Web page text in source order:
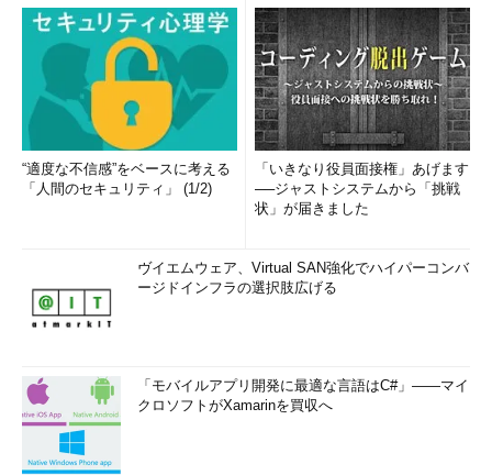
“適度な不信感”をベースに考える
「人間のセキュリティ」 (1/2)
「いきなり役員面接権」あげます
──ジャストシステムから「挑戦
状」が届きました
ヴイエムウェア、Virtual SAN強化でハイパーコンバ
ージドインフラの選択肢広げる
「モバイルアプリ開発に最適な言語はC#」――マイ
クロソフトがXamarinを買収へ